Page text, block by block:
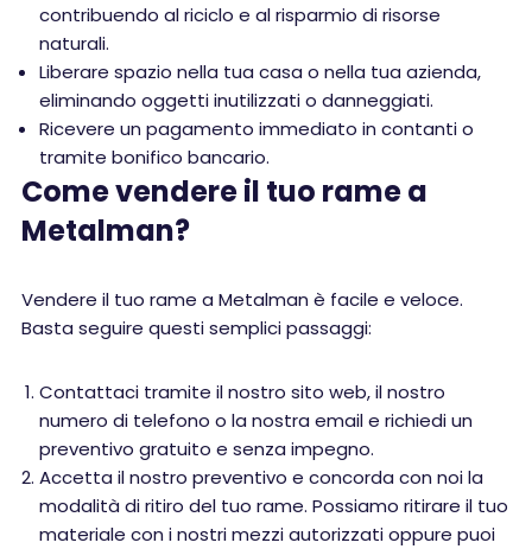
contribuendo al riciclo e al risparmio di risorse
naturali.
Liberare spazio nella tua casa o nella tua azienda,
eliminando oggetti inutilizzati o danneggiati.
Ricevere un pagamento immediato in contanti o
tramite bonifico bancario.
Come vendere il tuo rame a
Metalman?
Vendere il tuo rame a Metalman è facile e veloce.
Basta seguire questi semplici passaggi:
Contattaci tramite il nostro sito web, il nostro
numero di telefono o la nostra email e richiedi un
preventivo gratuito e senza impegno.
Accetta il nostro preventivo e concorda con noi la
modalità di ritiro del tuo rame. Possiamo ritirare il tuo
materiale con i nostri mezzi autorizzati oppure puoi